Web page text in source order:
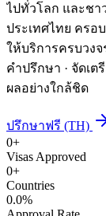
ไปทั่วโลก และชา
ประเทศไทย ครอ
ให้บริการครบวง
คำปรึกษา · จัดเต
ผลอย่างใกล้ชิด
ปรึกษาฟรี (TH)
0+
Visas Approved
0+
Countries
0.0%